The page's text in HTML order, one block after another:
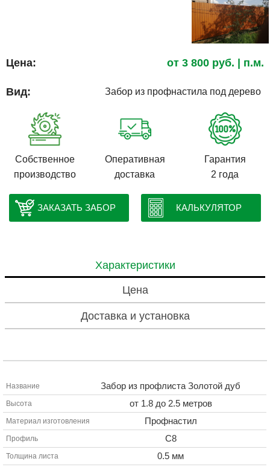
Цена: от 3 800 руб. | п.м.
Вид: Забор из профнастила под дерево
Собственное
производство
Оперативная
доставка
Гарантия
2 года
ЗАКАЗАТЬ ЗАБОР КАЛЬКУЛЯТОР
Характеристики
Цена
Доставка и установка
Название Забор из профлиста Золотой дуб
Высота от 1.8 до 2.5 метров
Материал изготовления Профнастил
Профиль С8
Толщина листа 0.5 мм